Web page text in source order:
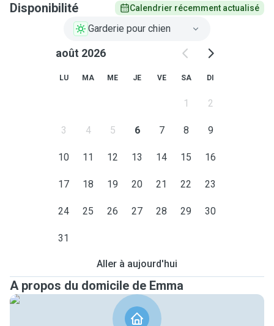
Disponibilité Calendrier récemment actualisé
Garderie pour chien
août 2026
LU MA ME JE VE SA DI
1 2
3 4 5 6 7 8 9
10 11 12 13 14 15 16
17 18 19 20 21 22 23
24 25 26 27 28 29 30
31
Aller à aujourd'hui
A propos du domicile de Emma